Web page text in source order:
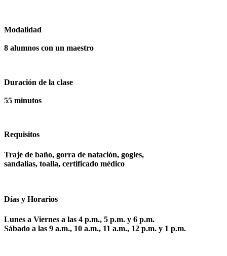
Modalidad
8 alumnos con un maestro
Duración de la clase
55 minutos
Requisitos
Traje de baño, gorra de natación, gogles,
sandalias, toalla, certificado médico
Días y Horarios
Lunes a Viernes a las 4 p.m., 5 p.m. y 6 p.m.
Sábado a las 9 a.m., 10 a.m., 11 a.m., 12 p.m. y 1 p.m.